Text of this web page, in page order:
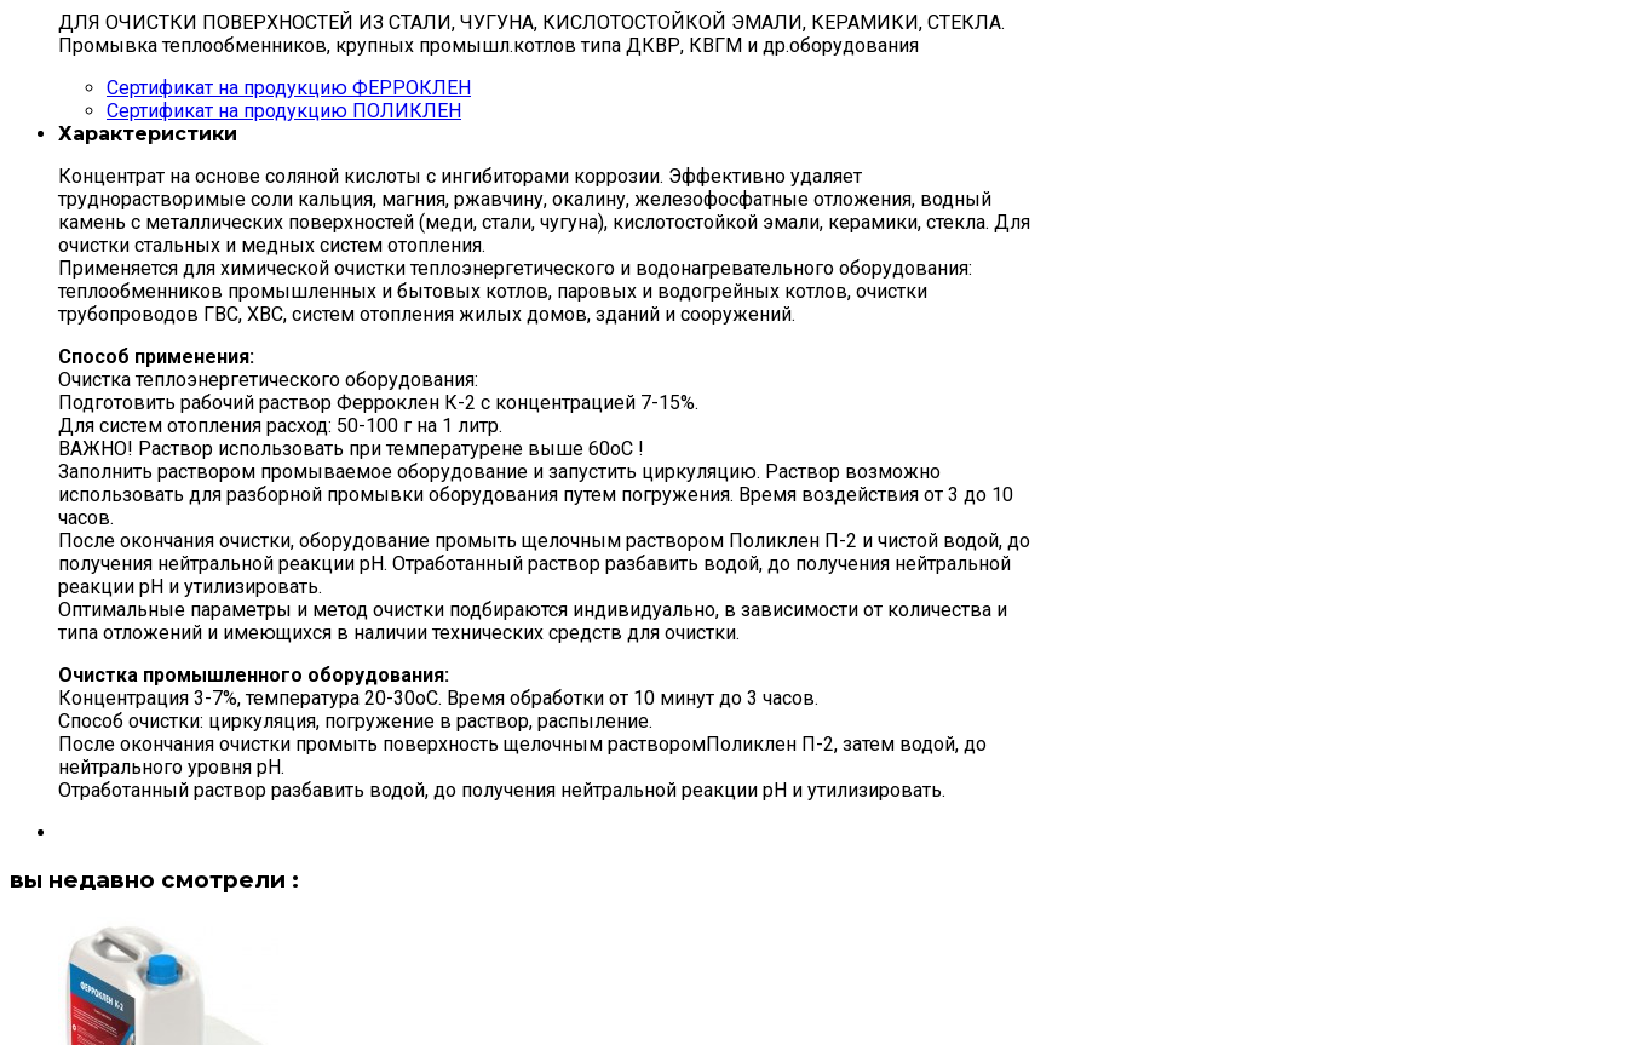
ДЛЯ ОЧИСТКИ ПОВЕРХНОСТЕЙ ИЗ СТАЛИ, ЧУГУНА, КИСЛОТОСТОЙКОЙ ЭМАЛИ, КЕРАМИКИ, СТЕКЛА.
Промывка теплообменников, крупных промышл.котлов типа ДКВР, КВГМ и др.оборудования
Сертификат на продукцию ФЕРРОКЛЕН
Сертификат на продукцию ПОЛИКЛЕН
Характеристики
Концентрат на основе соляной кислоты с ингибиторами коррозии. Эффективно удаляет
труднорастворимые соли кальция, магния, ржавчину, окалину, железофосфатные отложения, водный
камень с металлических поверхностей (меди, стали, чугуна), кислотостойкой эмали, керамики, стекла. Для
очистки стальных и медных систем отопления.
Применяется для химической очистки теплоэнергетического и водонагревательного оборудования:
теплообменников промышленных и бытовых котлов, паровых и водогрейных котлов, очистки
трубопроводов ГВС, ХВС, систем отопления жилых домов, зданий и сооружений.
Способ применения:
Очистка теплоэнергетического оборудования:
Подготовить рабочий раствор Ферроклен К-2 с концентрацией 7-15%.
Для систем отопления расход: 50-100 г на 1 литр.
ВАЖНО! Раствор использовать при температурене выше 60оС !
Заполнить раствором промываемое оборудование и запустить циркуляцию. Раствор возможно
использовать для разборной промывки оборудования путем погружения. Время воздействия от 3 до 10
часов.
После окончания очистки, оборудование промыть щелочным раствором Поликлен П-2 и чистой водой, до
получения нейтральной реакции pH. Отработанный раствор разбавить водой, до получения нейтральной
реакции pH и утилизировать.
Оптимальные параметры и метод очистки подбираются индивидуально, в зависимости от количества и
типа отложений и имеющихся в наличии технических средств для очистки.
Очистка промышленного оборудования:
Концентрация 3-7%, температура 20-30оС. Время обработки от 10 минут до 3 часов.
Способ очистки: циркуляция, погружение в раствор, распыление.
После окончания очистки промыть поверхность щелочным растворомПоликлен П-2, затем водой, до
нейтрального уровня pH.
Отработанный раствор разбавить водой, до получения нейтральной реакции pH и утилизировать.
вы недавно смотрели :